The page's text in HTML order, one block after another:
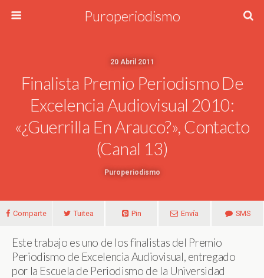
Puroperiodismo
20 Abril 2011
Finalista Premio Periodismo De
Excelencia Audiovisual 2010:
«¿Guerrilla En Arauco?», Contacto
(Canal 13)
Puroperiodismo
Comparte Tuitea Pin Envía SMS
Este trabajo es uno de los finalistas del Premio
Periodismo de Excelencia Audiovisual, entregado
por la Escuela de Periodismo de la Universidad